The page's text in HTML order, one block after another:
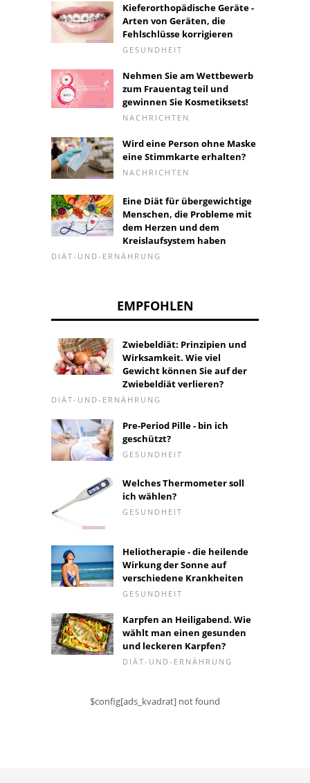
Kieferorthopädische Geräte -
Arten von Geräten, die
Fehlschlüsse korrigieren
GESUNDHEIT
Nehmen Sie am Wettbewerb
zum Frauentag teil und
gewinnen Sie Kosmetiksets!
NACHRICHTEN
Wird eine Person ohne Maske
eine Stimmkarte erhalten?
NACHRICHTEN
Eine Diät für übergewichtige
Menschen, die Probleme mit
dem Herzen und dem
Kreislaufsystem haben
DIÄT-UND-ERNÄHRUNG
EMPFOHLEN
Zwiebeldiät: Prinzipien und
Wirksamkeit. Wie viel
Gewicht können Sie auf der
Zwiebeldiät verlieren?
DIÄT-UND-ERNÄHRUNG
Pre-Period Pille - bin ich
geschützt?
GESUNDHEIT
Welches Thermometer soll
ich wählen?
GESUNDHEIT
Heliotherapie - die heilende
Wirkung der Sonne auf
verschiedene Krankheiten
GESUNDHEIT
Karpfen an Heiligabend. Wie
wählt man einen gesunden
und leckeren Karpfen?
DIÄT-UND-ERNÄHRUNG
$config[ads_kvadrat] not found